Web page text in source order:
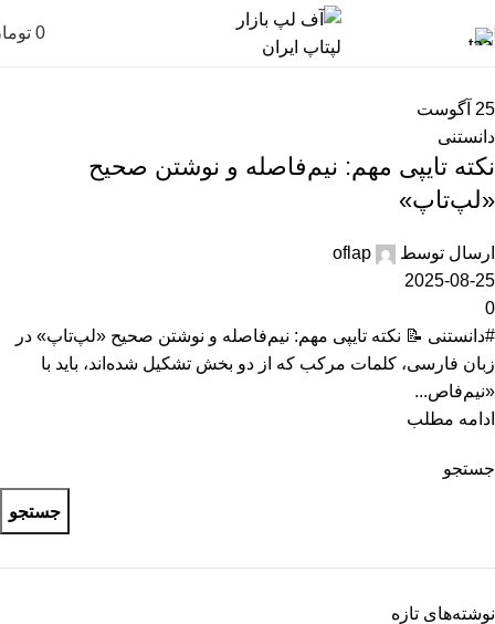
0
25 آگوست
دانستنی
نکته تایپی مهم: نیم‌فاصله و نوشتن صحیح
«لپ‌تاپ»
ارسال توسط
oflap
2025-08-25
0
#دانستنی 📝 نکته تایپی مهم: نیم‌فاصله و نوشتن صحیح «لپ‌تاپ» در
زبان فارسی، کلمات مرکب که از دو بخش تشکیل شده‌اند، باید با
«نیم‌فاص...
ادامه مطلب
جستجو
جستجو
نوشته‌های تازه